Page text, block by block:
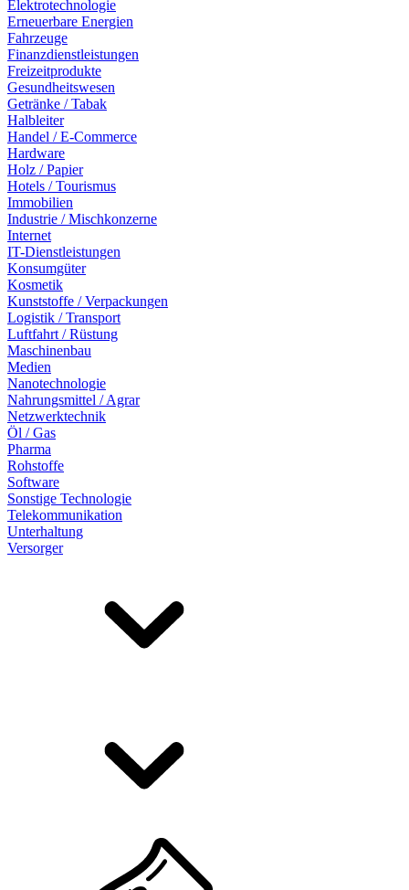
Elektrotechnologie
Erneuerbare Energien
Fahrzeuge
Finanzdienstleistungen
Freizeitprodukte
Gesundheitswesen
Getränke / Tabak
Halbleiter
Handel / E-Commerce
Hardware
Holz / Papier
Hotels / Tourismus
Immobilien
Industrie / Mischkonzerne
Internet
IT-Dienstleistungen
Konsumgüter
Kosmetik
Kunststoffe / Verpackungen
Logistik / Transport
Luftfahrt / Rüstung
Maschinenbau
Medien
Nanotechnologie
Nahrungsmittel / Agrar
Netzwerktechnik
Öl / Gas
Pharma
Rohstoffe
Software
Sonstige Technologie
Telekommunikation
Unterhaltung
Versorger